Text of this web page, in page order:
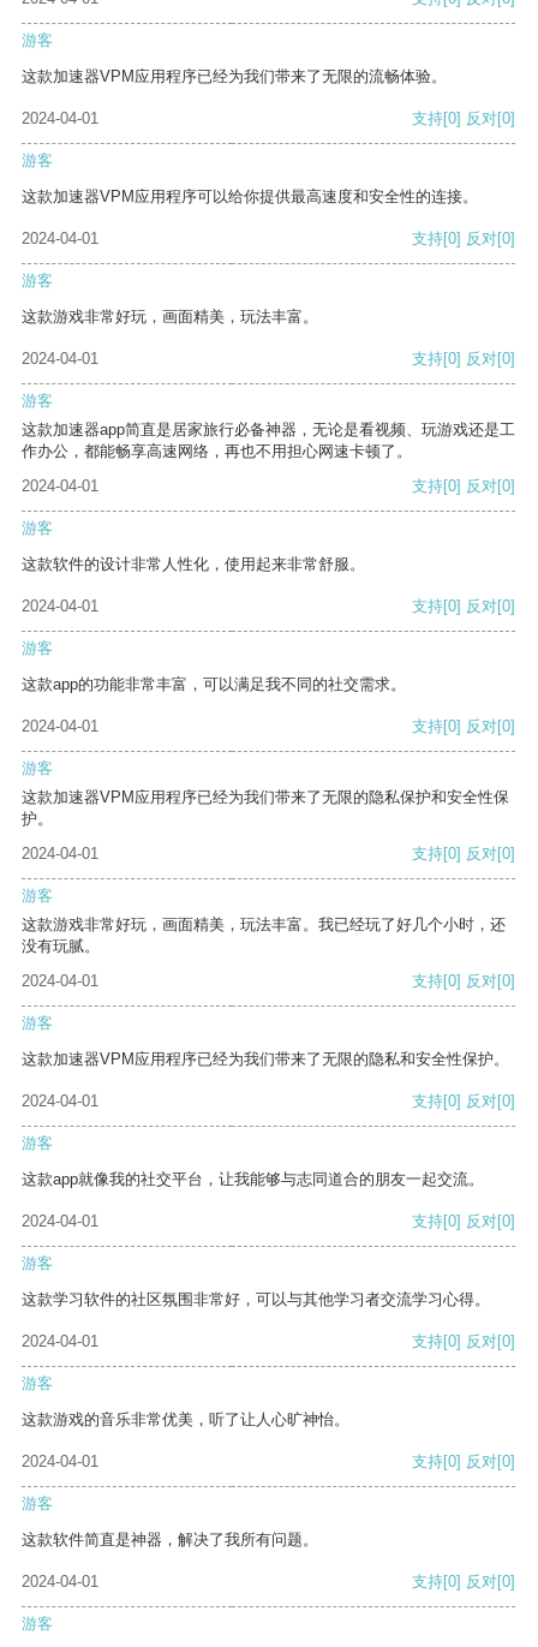
游客
这款加速器VPM应用程序已经为我们带来了无限的流畅体验。
2024-04-01 支持[0] 反对[0]
游客
这款加速器VPM应用程序可以给你提供最高速度和安全性的连接。
2024-04-01 支持[0] 反对[0]
游客
这款游戏非常好玩，画面精美，玩法丰富。
2024-04-01 支持[0] 反对[0]
游客
这款加速器app简直是居家旅行必备神器，无论是看视频、玩游戏还是工
作办公，都能畅享高速网络，再也不用担心网速卡顿了。
2024-04-01
支持[0] 反对[0]
游客
这款软件的设计非常人性化，使用起来非常舒服。
2024-04-01 支持[0] 反对[0]
游客
这款app的功能非常丰富，可以满足我不同的社交需求。
2024-04-01 支持[0] 反对[0]
游客
这款加速器VPM应用程序已经为我们带来了无限的隐私保护和安全性保
护。
2024-04-01
支持[0] 反对[0]
游客
这款游戏非常好玩，画面精美，玩法丰富。我已经玩了好几个小时，还
没有玩腻。
2024-04-01
支持[0] 反对[0]
游客
这款加速器VPM应用程序已经为我们带来了无限的隐私和安全性保护。
2024-04-01 支持[0] 反对[0]
游客
这款app就像我的社交平台，让我能够与志同道合的朋友一起交流。
2024-04-01 支持[0] 反对[0]
游客
这款学习软件的社区氛围非常好，可以与其他学习者交流学习心得。
2024-04-01 支持[0] 反对[0]
游客
这款游戏的音乐非常优美，听了让人心旷神怡。
2024-04-01 支持[0] 反对[0]
游客
这款软件简直是神器，解决了我所有问题。
2024-04-01 支持[0] 反对[0]
游客